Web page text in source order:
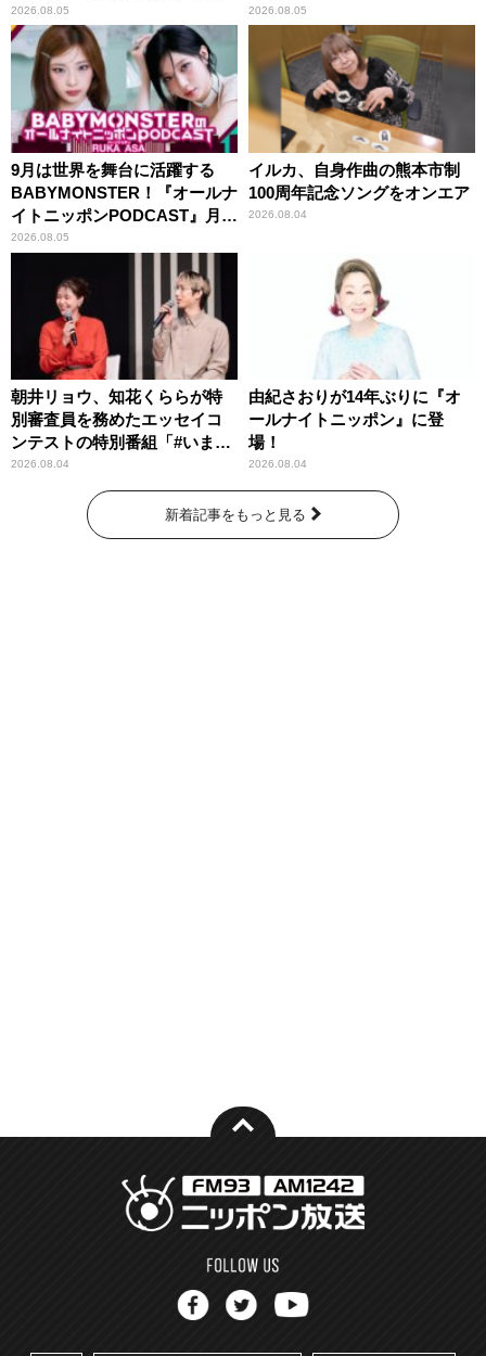
紹介
2026.08.05 2026.08.05
9月は世界を舞台に活躍する
BABYMONSTER！『オールナ
イトニッポンPODCAST』月替
わりパーソナリティ
2026.08.05
イルカ、自身作曲の熊本市制
100周年記念ソングをオンエア
2026.08.04
朝井リョウ、知花くららが特
別審査員を務めたエッセイコ
ンテストの特別番組「#いまあ
なたに伝えたいこと」
2026.08.04
由紀さおりが14年ぶりに『オ
ールナイトニッポン』に登
場！
2026.08.04
新着記事をもっと見る